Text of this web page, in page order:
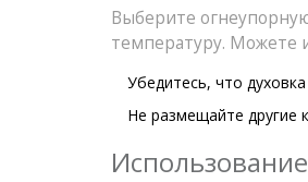
Выберите
температуру. Можете
Убедитесь, что
Не размещайте другие